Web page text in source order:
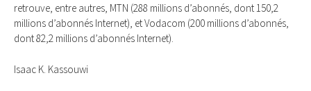
retrouve, entre autres, MTN (288 millions d’abonnés, dont 150,2
millions d’abonnés Internet), et Vodacom (200 millions d’abonnés,
dont 82,2 millions d’abonnés Internet).
Isaac K. Kassouwi